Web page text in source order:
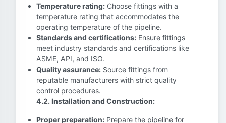
Temperature rating: Choose fittings with a
temperature rating that accommodates the
operating temperature of the pipeline.
Standards and certifications: Ensure fittings
meet industry standards and certifications like
ASME, API, and ISO.
Quality assurance: Source fittings from
reputable manufacturers with strict quality
control procedures.
4.2. Installation and Construction:
Proper preparation: Prepare the pipeline for